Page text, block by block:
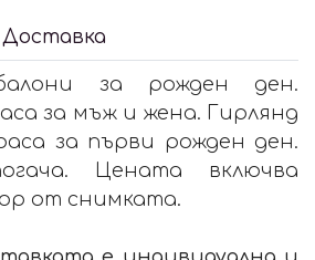
Доставка
за рожден ден.
за мъж и жена. Гирлянд
за първи рожден ден.
Цената включва
от снимката.